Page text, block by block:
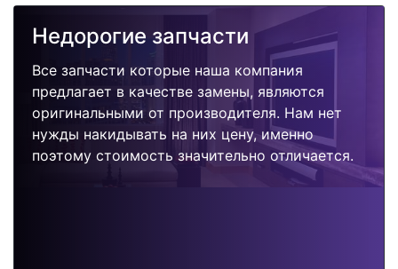
Недорогие запчасти
Все запчасти которые наша компания
предлагает в качестве замены, являются
оригинальными от производителя. Нам нет
нужды накидывать на них цену, именно
поэтому стоимость значительно отличается.